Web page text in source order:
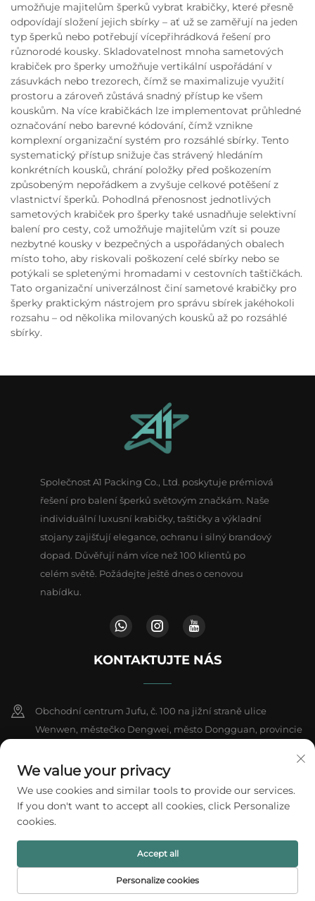
umožňuje majitelům šperků vybrat krabičky, které přesně
odpovídají složení jejich sbírky – ať už se zaměřují na jeden
typ šperků nebo potřebují vícepřihrádková řešení pro
různorodé kousky. Skladovatelnost mnoha sametových
krabiček pro šperky umožňuje vertikální uspořádání v
zásuvkách nebo trezorech, čímž se maximalizuje využití
prostoru a zároveň zůstává snadný přístup ke všem
kouskům. Na více krabičkách lze implementovat průhledné
označování nebo barevné kódování, čímž vznikne
komplexní organizační systém pro rozsáhlé sbírky. Tento
systematický přístup snižuje čas strávený hledáním
konkrétních kousků, chrání položky před poškozením
způsobeným nepořádkem a zvyšuje celkové potěšení z
vlastnictví šperků. Pohodlná přenosnost jednotlivých
sametových krabiček pro šperky také usnadňuje selektivní
balení pro cesty, což umožňuje majitelům vzít si pouze
nezbytné kousky v bezpečných a uspořádaných obalech
místo toho, aby riskovali poškození celé sbírky nebo se
potýkali se spletenými hromadami v cestovních taštičkách.
Tato organizační univerzálnost činí sametové krabičky pro
šperky praktickým nástrojem pro správu sbírek jakéhokoli
rozsahu – od několika milovaných kousků až po rozsáhlé
sbírky.
Společnost A1 Packing Co., Ltd. poskytuje prémiová
řešení pro balení šperků světovým značkám. Naše
individuální luxusní krabičky, taštičky a výkladní
stojany zajišťují elegance, ochranu i silný brandový
dopad. Důvěřují nám více než 100 klientů po
celém světě. Požádejte ještě dnes o cenovou
nabídku.
KONTAKTUJTE NÁS
Obchodní centrum Jufu, č. 100 na jižní straně ulice
Wenwen, městečko Dengwei, město Dongguan, provincie
+86-18802602550
[email protected]
Všechna práva vyhrazena © 2026 A1 Packing Co., Ltd.
soukromí
DOMOVSKÁ
We value your privacy
We use cookies and similar tools to provide our services.
If you don't want to accept all cookies, click Personalize
cookies.
Personalize cookies
Accept all